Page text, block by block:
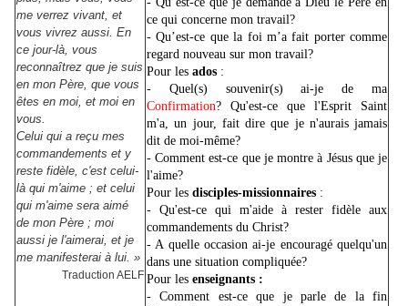
me verrez vivant, et
vous vivrez aussi. En
ce jour-là, vous
reconnaîtrez que je suis
en mon Père, que vous
êtes en moi, et moi en
vous.
Celui qui a reçu mes
commandements et y
reste fidèle, c'est celui-
là qui m'aime ; et celui
qui m'aime sera aimé
de mon Père ; moi
aussi je l'aimerai, et je
me manifesterai à lui. »
Traduction AELF
ce qui concerne mon travail?
- Qu’est-ce que la foi m’a fait porter comme
regard nouveau sur mon travail?
Pour les ados :
- Quel(s) souvenir(s) ai-je de ma
Confirmation? Qu'est-ce que l'Esprit Saint
m'a, un jour, fait dire que je n'aurais jamais
dit de moi-même?
- Comment est-ce que je montre à Jésus que je
l'aime?
Pour les disciples-missionnaires :
- Qu'est-ce qui m'aide à rester fidèle aux
commandements du Christ?
- A quelle occasion ai-je encouragé quelqu'un
dans une situation compliquée?
Pour les enseignants :
- Comment est-ce que je parle de la fin